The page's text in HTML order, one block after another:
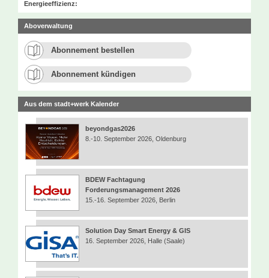
Energieeffizienz:
Aboverwaltung
Abonnement bestellen
Abonnement kündigen
Aus dem stadt+werk Kalender
beyondgas2026
8.-10. September 2026, Oldenburg
BDEW Fachtagung
Forderungsmanagement 2026
15.-16. September 2026, Berlin
Solution Day Smart Energy & GIS
16. September 2026, Halle (Saale)